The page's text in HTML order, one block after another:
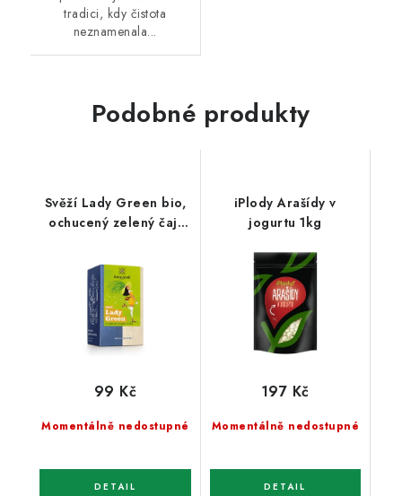
tradici, kdy čistota
neznamenala...
Podobné produkty
Svěží Lady Green bio,
ochucený zelený čaj,
Momentálně nedostupné
99 Kč
iPlody Arašídy v
jogurtu 1kg
Momentálně nedostupné
197 Kč